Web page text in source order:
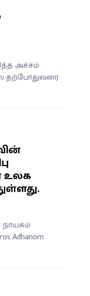
அச்சம்
தற்போதுவரை
உலக
நாயகம்